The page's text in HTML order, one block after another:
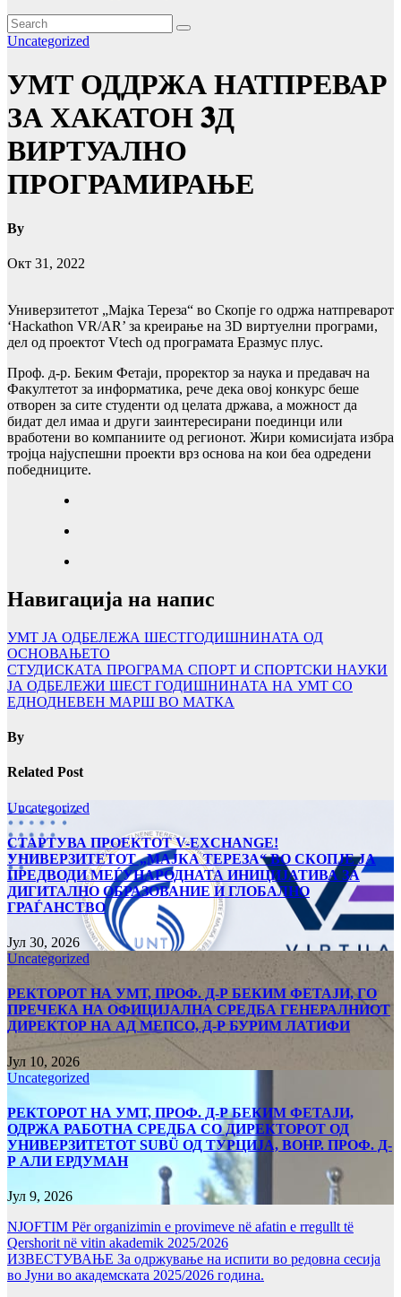
Uncategorized
УМТ ОДДРЖА НАТПРЕВАР
ЗА ХАКАТОН 𝟑Д
ВИРТУАЛНО
ПРОГРАМИРАЊЕ
By
Окт 31, 2022
Универзитетот „Мајка Тереза“ во Скопје го одржа натпреварот
‘Hackathon VR/AR’ за креирање на 3D виртуелни програми,
дел од проектот Vtech од програмата Еразмус плус.
Проф. д-р. Беким Фетаји, проректор за наука и предавач на
Факултетот за информатика, рече дека овој конкурс беше
отворен за сите студенти од целата држава, а можност да
бидат дел имаа и други заинтересирани поединци или
вработени во компаниите од регионот. Жири комисијата избра
тројца најуспешни проекти врз основа на кои беа одредени
победниците.
Навигација на напис
УМТ ЈА ОДБЕЛЕЖА ШЕСТГОДИШНИНАТА ОД
ОСНОВАЊЕТО
СТУДИСКАТА ПРОГРАМА СПОРТ И СПОРТСКИ НАУКИ
ЈА ОДБЕЛЕЖИ ШЕСТ ГОДИШНИНАТА НА УМТ СО
ЕДНОДНЕВЕН МАРШ ВО МАТКА
By
Related Post
Uncategorized
СТАРТУВА ПРОЕКТОТ V-EXCHANGE!
УНИВЕРЗИТЕТОТ „МАЈКА ТЕРЕЗА“ ВО СКОПЈЕ ЈА
ПРЕДВОДИ МЕЃУНАРОДНАТА ИНИЦИЈАТИВА ЗА
ДИГИТАЛНО ОБРАЗОВАНИЕ И ГЛОБАЛНО
ГРАЃАНСТВО
Јул 30, 2026
Uncategorized
РЕКТОРОТ НА УМТ, ПРОФ. Д-Р БЕКИМ ФЕТАЈИ, ГО
ПРЕЧЕКА НА ОФИЦИЈАЛНА СРЕДБА ГЕНЕРАЛНИОТ
ДИРЕКТОР НА АД МЕПСО, Д-Р БУРИМ ЛАТИФИ
Јул 10, 2026
Uncategorized
РЕКТОРОТ НА УМТ, ПРОФ. Д-Р БЕКИМ ФЕТАЈИ,
ОДРЖА РАБОТНА СРЕДБА СО ДИРЕКТОРОТ ОД
УНИВЕРЗИТЕТОТ SUBÜ ОД ТУРЦИЈА, ВОНР. ПРОФ. Д-
Р АЛИ ЕРДУМАН
Јул 9, 2026
NJOFTIM Për organizimin e provimeve në afatin e rregullt të
Qershorit në vitin akademik 2025/2026
ИЗВЕСТУВАЊЕ За одржување на испити во редовна сесија
во Јуни во академската 2025/2026 година.